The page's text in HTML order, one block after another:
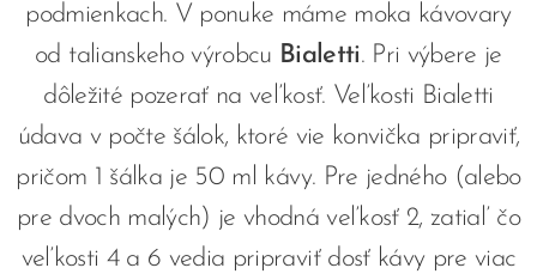
podmienkach. V ponuke máme moka kávovary
od talianskeho výrobcu Bialetti. Pri výbere je
dôležité pozerať na veľkosť. Veľkosti Bialetti
údava v počte šálok, ktoré vie konvička pripraviť,
pričom 1 šálka je 50 ml kávy. Pre jedného (alebo
pre dvoch malých) je vhodná veľkosť 2, zatiaľ čo
veľkosti 4 a 6 vedia pripraviť dosť kávy pre viac